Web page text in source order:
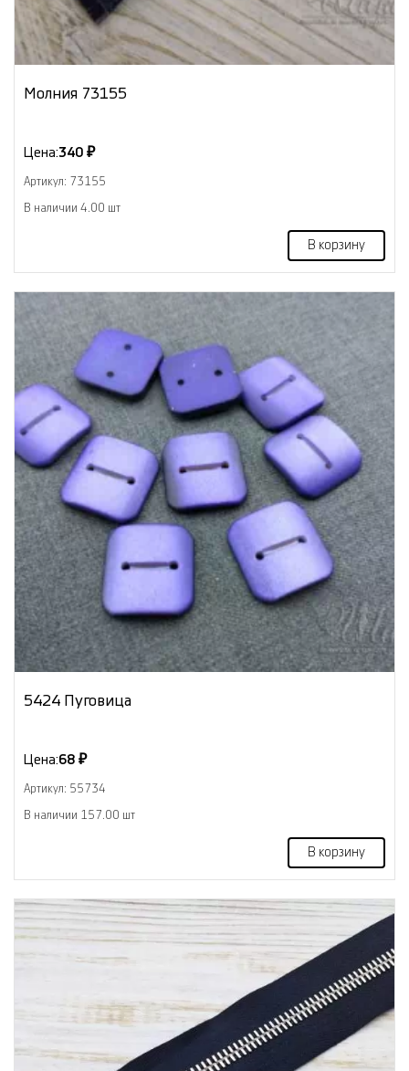
Молния 73155
Цена:340 ₽
Артикул: 73155
В наличии 4.00 шт
В корзину
5424 Пуговица
Цена:68 ₽
Артикул: 55734
В наличии 157.00 шт
В корзину